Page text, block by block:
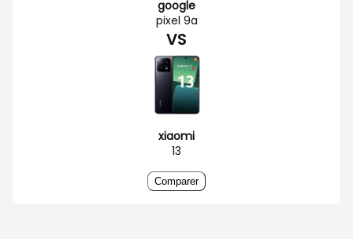
google
pixel 9a
VS
xiaomi
13
Comparer